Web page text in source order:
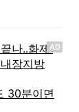
AD